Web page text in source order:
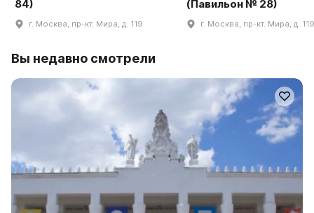
84)
г. Москва, пр-кт. Мира, д. 119
(Павильон № 28)
г. Москва, пр-кт. Мира, д. 119
Вы недавно смотрели